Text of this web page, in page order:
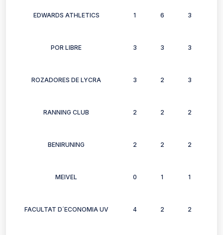
EDWARDS ATHLETICS 1 6 3
POR LIBRE 3 3 3
ROZADORES DE LYCRA 3 2 3
RANNING CLUB 2 2 2
BENIRUNING 2 2 2
MEIVEL 0 1 1
FACULTAT D´ECONOMIA UV 4 2 2